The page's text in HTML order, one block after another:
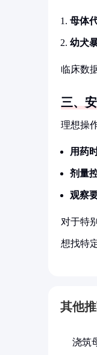
母体
幼犬
临床数
三、
理想操
用药
剂量
观察
对于特
想找特
其他
浇筑